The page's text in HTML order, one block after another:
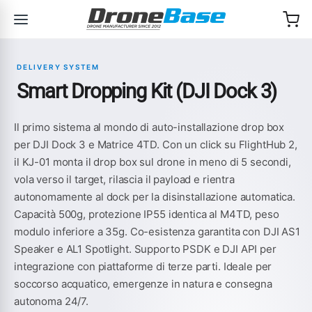
DELIVERY SYSTEM
Smart Dropping Kit (DJI Dock 3)
Il primo sistema al mondo di auto-installazione drop box
per DJI Dock 3 e Matrice 4TD. Con un click su FlightHub 2,
il KJ-01 monta il drop box sul drone in meno di 5 secondi,
vola verso il target, rilascia il payload e rientra
autonomamente al dock per la disinstallazione automatica.
Capacità 500g, protezione IP55 identica al M4TD, peso
modulo inferiore a 35g. Co-esistenza garantita con DJI AS1
Speaker e AL1 Spotlight. Supporto PSDK e DJI API per
integrazione con piattaforme di terze parti. Ideale per
soccorso acquatico, emergenze in natura e consegna
autonoma 24/7.